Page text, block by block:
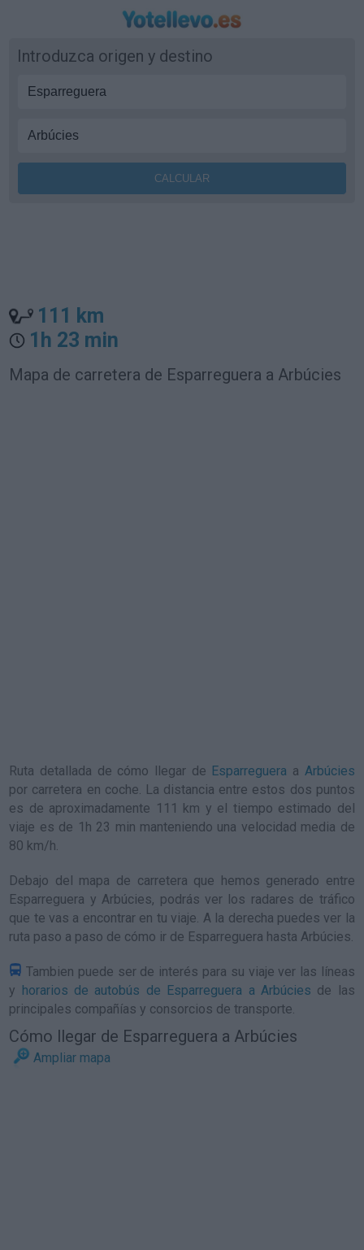
Introduzca origen y destino
111 km
1h 23 min
Mapa de carretera de Esparreguera a Arbúcies
Ruta detallada de cómo llegar de Esparreguera a Arbúcies
por carretera en coche. La distancia entre estos dos puntos
es de aproximadamente 111 km y el tiempo estimado del
viaje es de 1h 23 min manteniendo una velocidad media de
80 km/h.
Debajo del mapa de carretera que hemos generado entre
Esparreguera y Arbúcies, podrás ver los radares de tráfico
que te vas a encontrar en tu viaje. A la derecha puedes ver la
ruta paso a paso de cómo ir de Esparreguera hasta Arbúcies.
Tambien puede ser de interés para su viaje ver las líneas
y horarios de autobús de Esparreguera a Arbúcies de las
principales compañías y consorcios de transporte.
Cómo llegar de Esparreguera a Arbúcies
Ampliar mapa